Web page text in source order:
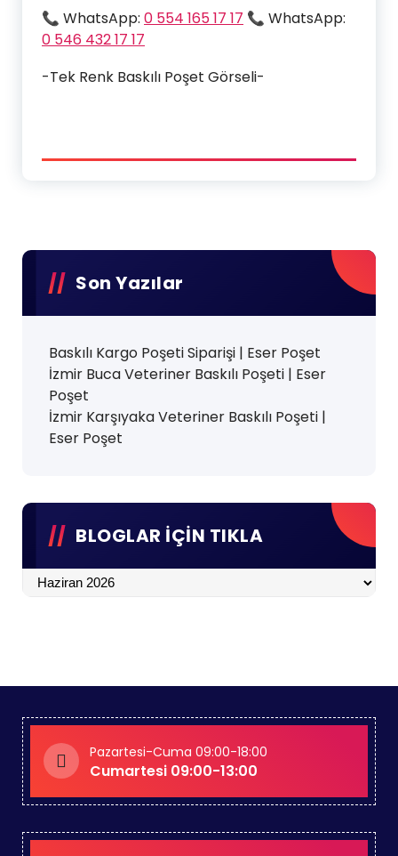
📞 WhatsApp: 0 554 165 17 17 📞 WhatsApp:
0 546 432 17 17
-Tek Renk Baskılı Poşet Görseli-
Son Yazılar
Baskılı Kargo Poşeti Siparişi | Eser Poşet
İzmir Buca Veteriner Baskılı Poşeti | Eser
Poşet
İzmir Karşıyaka Veteriner Baskılı Poşeti |
Eser Poşet
BLOGLAR İÇİN TIKLA
BLOGLAR
Pazartesi-Cuma 09:00-18:00
Cumartesi 09:00-13:00